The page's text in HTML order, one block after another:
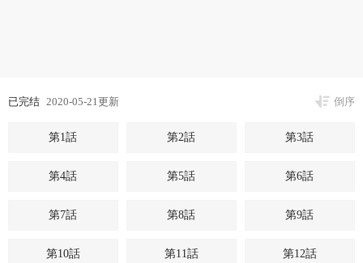
已完结 2020-05-21更新 倒序
第1話 第2話 第3話
第4話 第5話 第6話
第7話 第8話 第9話
第10話 第11話 第12話